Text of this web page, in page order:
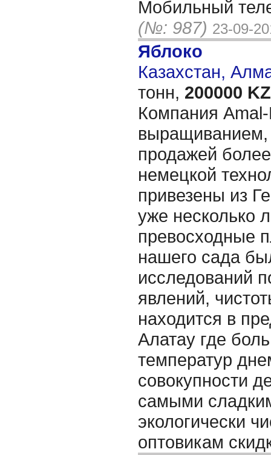
Мобильный
(№: 987) 23-09-
Яблоко
Казахстан,
тонн, 200000
Компания
продажей
немецкой
привезены из
уже несколько
превосходные
нашего сада
исследований
явлений,
находится в
Алатау где
температур
совокупности
самыми
экологически
оптовикам